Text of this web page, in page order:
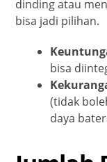
dinding atau
bisa jadi pilihan.
bisa
(tidak
daya